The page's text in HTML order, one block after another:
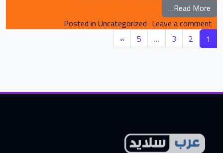
Read More… from العملات الرقمية الي اين في ظل ثورة الذكاء الاصطناعي
Posted inUncategorized Leave a comment
Posts navigation
1
2
3
…
5
»